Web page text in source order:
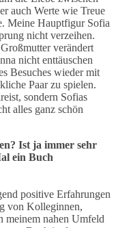
auch Werte wie Treue
Meine Hauptfigur Sofia
nicht verzeihen.
verändert
nicht enttäuschen
Besuches wieder mit
Paar zu spielen.
sondern Sofias
alles ganz schön
Ist ja immer sehr
ein Buch
positive Erfahrungen
von Kolleginnen,
meinem nahen Umfeld